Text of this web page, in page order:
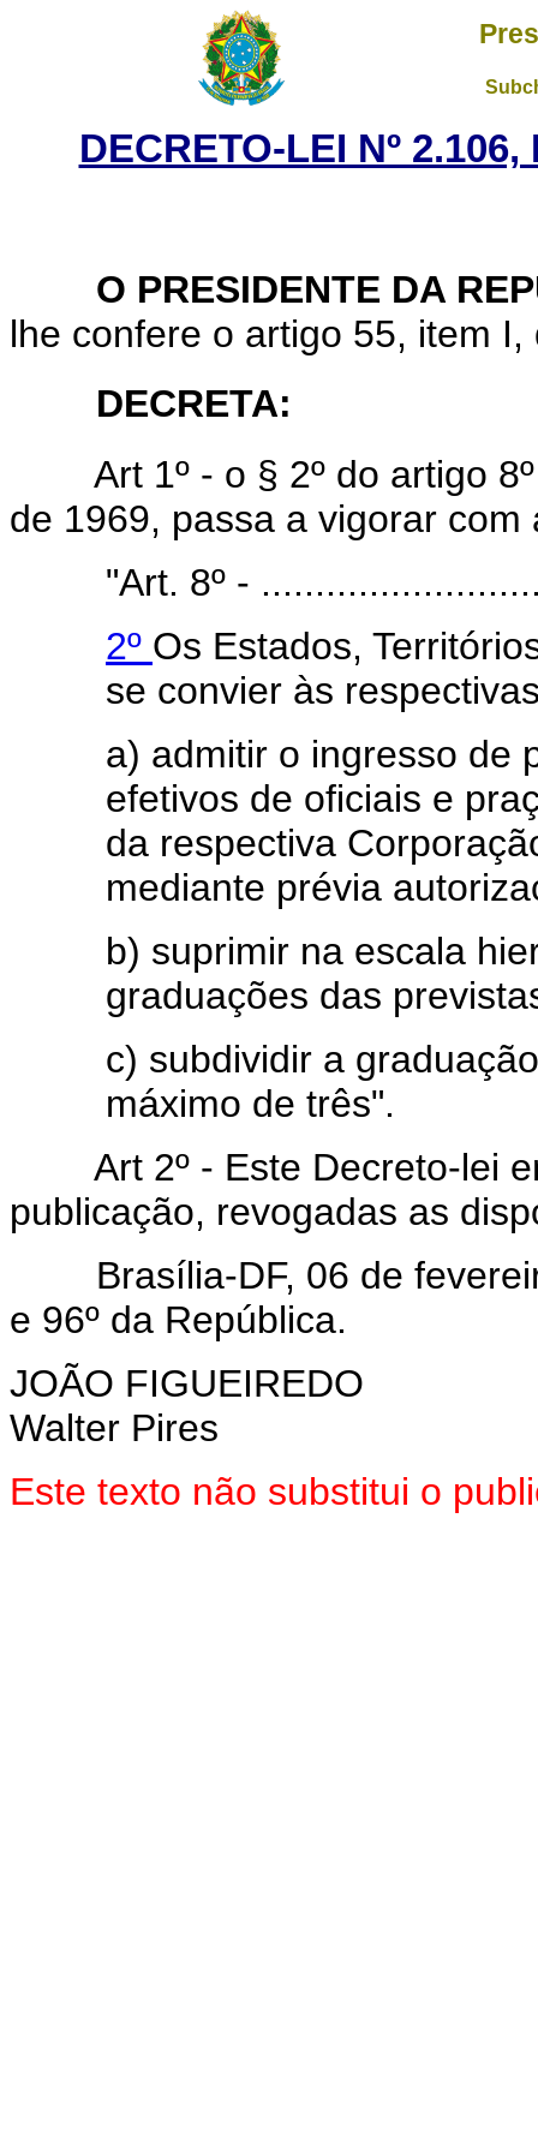
DECRETO-LEI Nº
O PRESIDENTE DA
lhe confere o artigo 55, item
DECRETA:
Art 1º - o § 2º do artigo 8º
de 1969, passa a vigorar com
"Art. 8º -
2º Os Estados,
se convier às
a) admitir o ingresso de
efetivos de oficiais e
da respectiva
mediante prévia
b) suprimir na escala
graduações das
c) subdividir a
máximo de três".
Art 2º - Este Decreto-lei
publicação, revogadas as
Brasília-DF, 06 de
e 96º da República.
JOÃO FIGUEIREDO
Walter Pires
Este texto não substitui o